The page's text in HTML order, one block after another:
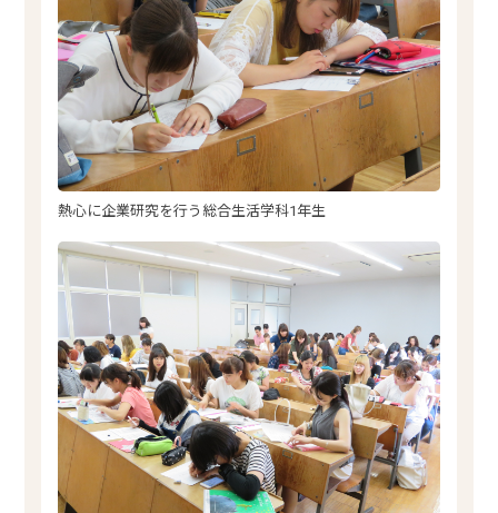
熱心に企業研究を行う総合生活学科1年生